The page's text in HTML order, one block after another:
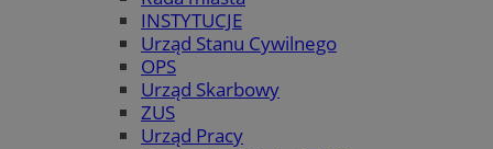
INSTYTUCJE
Urząd Stanu Cywilnego
OPS
Urząd Skarbowy
ZUS
Urząd Pracy